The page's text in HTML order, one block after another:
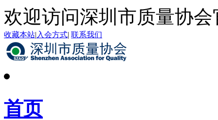
欢迎访问深圳市质量协会
收藏本站| 入会方式| 联系我们
首页